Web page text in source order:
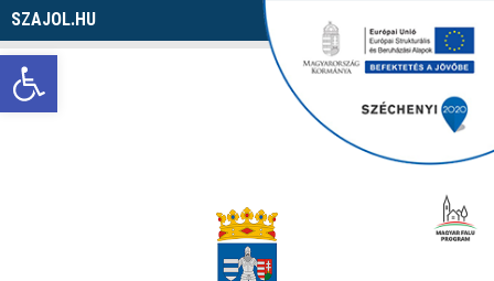
Eszköztár megnyitása
SZAJOL.HU